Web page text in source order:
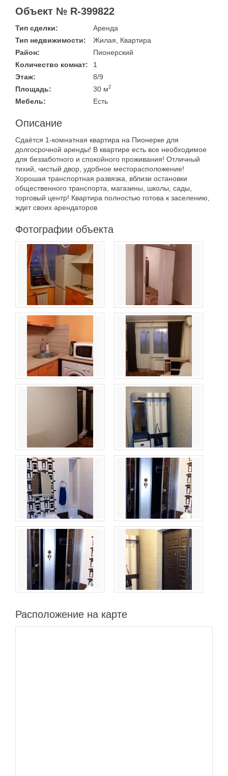
Балконов
Лоджий
Планировка
Тип дома
Стиральная
машина
С фото
Объект № R-399822
Тип сделки:
Аренда
Тип недвижимости:
Жилая, Квартира
Район:
Пионерский
Количество комнат:
1
Этаж:
8/9
Площадь:
30 м2
Мебель: Есть
Описание
Сдаётся 1-комнатная квартира на Пионерке для
долгосрочной аренды! В квартире есть все необходимое
для беззаботного и спокойного проживания! Отличный
тихий, чистый двор, удобное месторасположение!
Хорошая транспортная развязка, вблизи остановки
общественного транспорта, магазины, школы, сады,
торговый центр! Квартира полностью готова к заселению,
ждет своих арендаторов
Фотографии объекта
Расположение на карте